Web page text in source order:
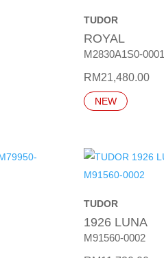
TUDOR
ROYAL
M2830A1S0-0001
RM21,480.00
NEW
TUDOR
1926 LUNA
M91560-0002